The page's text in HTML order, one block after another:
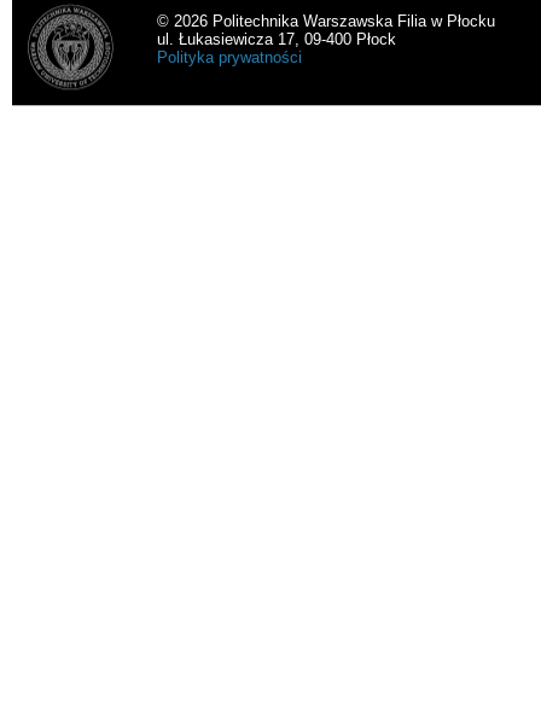
© 2026 Politechnika Warszawska Filia w Płocku
ul. Łukasiewicza 17, 09-400 Płock
Polityka prywatności